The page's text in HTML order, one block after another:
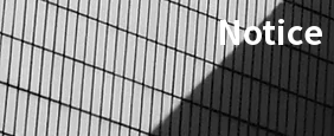
Notice